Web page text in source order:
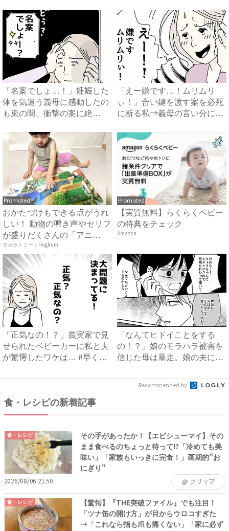
「名案でしょ…！」妊娠した
体を気遣う義母に感動したの
も束の間、衝撃の案に絶
「えー嫌です…！ムリムリ
ぃ！」合い鍵を渡す案を必死
に断る私→義母の言い分にあ
Promoted
おかたづけもできる点がうれ
しい！ 動物の鳴き声やセリフ
が盛りだくさんの「アニ
ア ...
タカラトミー｜Hugkum
Promoted
【実質無料】らくらくベビー
の特典をチェック
Amazon
「正気なの！？」義実家で見
せられたベビーカーに私と夫
が驚愕したワケは… #早く
「なんてヒドイことをする
の！？」娘のモラハラ被害を
信じた母は暴走。娘の夫に電
Recommended by
食・レシピの新着記事
食・レシピ
その手があったか！【エビシューマイ】その
まま食べるのちょっと待って!?「冷めても美
味い」「家族もいっきに完食！」画期的"お
にぎり"
2026/08/06 21:50 クリップ
食・レシピ
【驚愕】『THE突破ファイル』でも注目！
「ツナ缶の開け方」が目からウロコすぎた
→「これなら指も爪も痛くない」「家に必ず